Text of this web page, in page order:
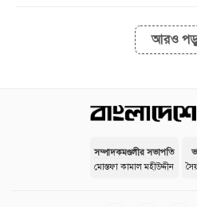
আরও
সম্পাদকমণ্ডলীর সভাপতি
মোস্তফা কামাল মহীউদ্দীন